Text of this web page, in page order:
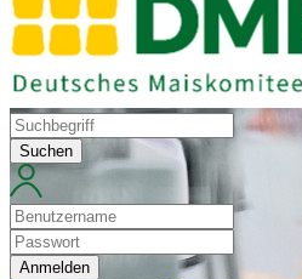
Suchen
Anmelden